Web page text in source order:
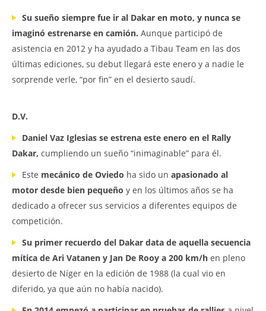
Su sueño siempre fue ir al Dakar en moto, y nunca se
imaginó estrenarse en camión. Aunque participó de
asistencia en 2012 y ha ayudado a Tibau Team en las dos
últimas ediciones, su debut llegará este enero y a nadie le
sorprende verle, “por fin” en el desierto saudí.
D.V.
Daniel Vaz Iglesias se estrena este enero en el Rally
Dakar, cumpliendo un sueño “inimaginable” para él.
Este mecánico de Oviedo ha sido un apasionado al
motor desde bien pequeño y en los últimos años se ha
dedicado a ofrecer sus servicios a diferentes equipos de
competición.
Su primer recuerdo del Dakar data de aquella secuencia
mítica de Ari Vatanen y Jan De Rooy a 200 km/h en pleno
desierto de Níger en la edición de 1988 (la cual vio en
diferido, ya que aún no había nacido).